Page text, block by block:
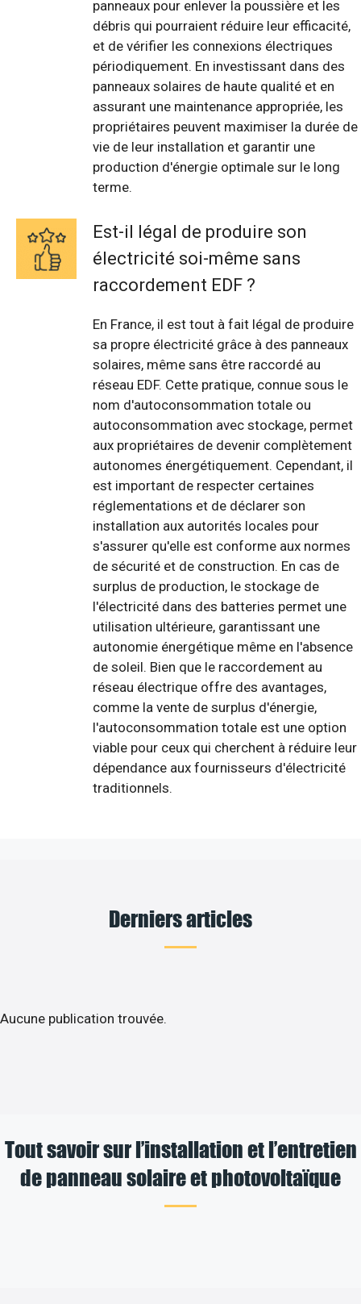
panneaux pour enlever la poussière et les
débris qui pourraient réduire leur efficacité,
et de vérifier les connexions électriques
périodiquement. En investissant dans des
panneaux solaires de haute qualité et en
assurant une maintenance appropriée, les
propriétaires peuvent maximiser la durée de
vie de leur installation et garantir une
production d'énergie optimale sur le long
terme.
Est-il légal de produire son
électricité soi-même sans
raccordement EDF ?
En France, il est tout à fait légal de produire
sa propre électricité grâce à des panneaux
solaires, même sans être raccordé au
réseau EDF. Cette pratique, connue sous le
nom d'autoconsommation totale ou
autoconsommation avec stockage, permet
aux propriétaires de devenir complètement
autonomes énergétiquement. Cependant, il
est important de respecter certaines
réglementations et de déclarer son
installation aux autorités locales pour
s'assurer qu'elle est conforme aux normes
de sécurité et de construction. En cas de
surplus de production, le stockage de
l'électricité dans des batteries permet une
utilisation ultérieure, garantissant une
autonomie énergétique même en l'absence
de soleil. Bien que le raccordement au
réseau électrique offre des avantages,
comme la vente de surplus d'énergie,
l'autoconsommation totale est une option
viable pour ceux qui cherchent à réduire leur
dépendance aux fournisseurs d'électricité
traditionnels.
Derniers articles
Aucune publication trouvée.
Tout savoir sur l’installation et l’entretien
de panneau solaire et photovoltaïque